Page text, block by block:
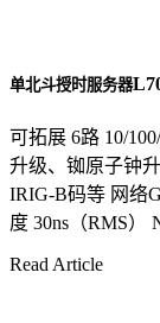
单北斗授时服务器
可拓展 6路 10/
升级、铷原子钟
IRIG-B码等 网络
度 30ns（RMS）
Read Article